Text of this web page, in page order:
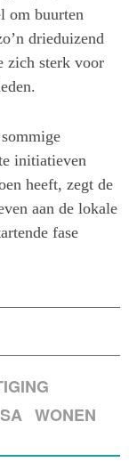
om buurten
drieduizend
zich sterk voor
initiatieven
heeft, zegt de
aan de lokale
fase
WONEN